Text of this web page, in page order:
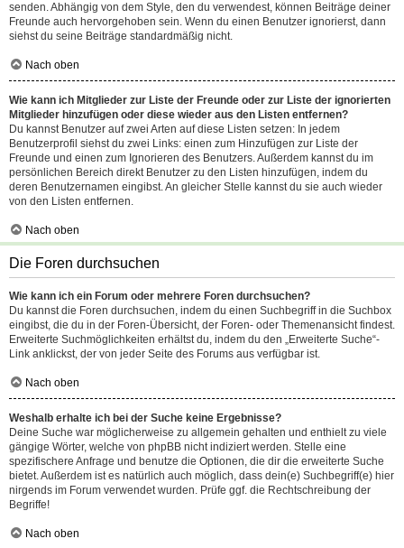
senden. Abhängig von dem Style, den du verwendest, können Beiträge deiner
Freunde auch hervorgehoben sein. Wenn du einen Benutzer ignorierst, dann
siehst du seine Beiträge standardmäßig nicht.
Nach oben
Wie kann ich Mitglieder zur Liste der Freunde oder zur Liste der ignorierten
Mitglieder hinzufügen oder diese wieder aus den Listen entfernen?
Du kannst Benutzer auf zwei Arten auf diese Listen setzen: In jedem
Benutzerprofil siehst du zwei Links: einen zum Hinzufügen zur Liste der
Freunde und einen zum Ignorieren des Benutzers. Außerdem kannst du im
persönlichen Bereich direkt Benutzer zu den Listen hinzufügen, indem du
deren Benutzernamen eingibst. An gleicher Stelle kannst du sie auch wieder
von den Listen entfernen.
Nach oben
Die Foren durchsuchen
Wie kann ich ein Forum oder mehrere Foren durchsuchen?
Du kannst die Foren durchsuchen, indem du einen Suchbegriff in die Suchbox
eingibst, die du in der Foren-Übersicht, der Foren- oder Themenansicht findest.
Erweiterte Suchmöglichkeiten erhältst du, indem du den „Erweiterte Suche“-
Link anklickst, der von jeder Seite des Forums aus verfügbar ist.
Nach oben
Weshalb erhalte ich bei der Suche keine Ergebnisse?
Deine Suche war möglicherweise zu allgemein gehalten und enthielt zu viele
gängige Wörter, welche von phpBB nicht indiziert werden. Stelle eine
spezifischere Anfrage und benutze die Optionen, die dir die erweiterte Suche
bietet. Außerdem ist es natürlich auch möglich, dass dein(e) Suchbegriff(e) hier
nirgends im Forum verwendet wurden. Prüfe ggf. die Rechtschreibung der
Begriffe!
Nach oben